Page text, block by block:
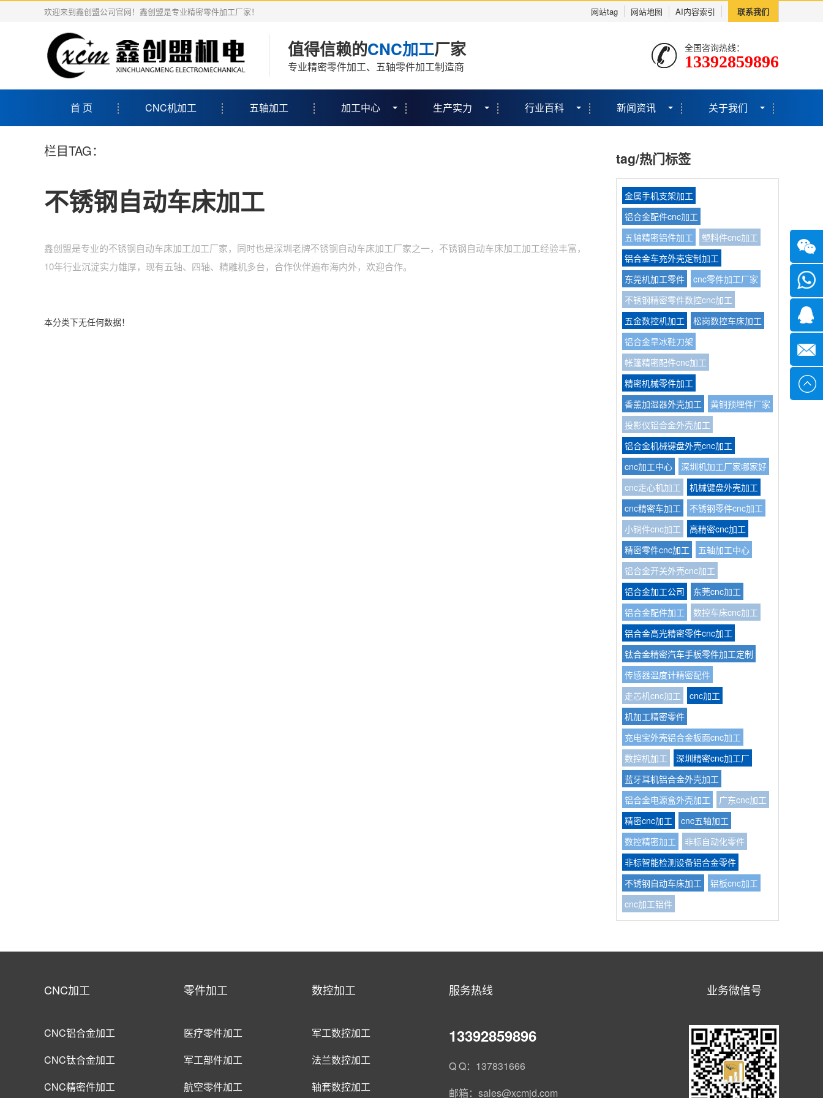
欢迎来到鑫创盟公司官网！鑫创盟是专业精密零件加工厂家！ 网站tag 网站地图 AI内容索引 联系我们
值得信赖的CNC加工厂家
专业精密零件加工、五轴零件加工制造商
全国咨询热线：
13392859896
首 页 CNC机加工 五轴加工 加工中心 生产实力 行业百科 新闻资讯 关于我们
栏目TAG：
不锈钢自动车床加工
鑫创盟是专业的不锈钢自动车床加工加工厂家，同时也是深圳老牌不锈钢自动车床加工厂家之一，不锈钢自动车床加工加工经验丰富，
10年行业沉淀实力雄厚，现有五轴、四轴、精雕机多台，合作伙伴遍布海内外，欢迎合作。
本分类下无任何数据！
tag/热门标签
金属手机支架加工
铝合金配件cnc加工
五轴精密铝件加工
塑料件cnc加工
铝合金车充外壳定制加工
东莞机加工零件
cnc零件加工厂家
不锈钢精密零件数控cnc加工
五金数控机加工
松岗数控车床加工
铝合金旱冰鞋刀架
帐篷精密配件cnc加工
精密机械零件加工
香薰加湿器外壳加工
黄铜预埋件厂家
投影仪铝合金外壳加工
铝合金机械键盘外壳cnc加工
cnc加工中心
深圳机加工厂家哪家好
cnc走心机加工
机械键盘外壳加工
cnc精密车加工
不锈钢零件cnc加工
小铜件cnc加工
高精密cnc加工
精密零件cnc加工
五轴加工中心
铝合金开关外壳cnc加工
铝合金加工公司
东莞cnc加工
铝合金配件加工
数控车床cnc加工
铝合金高光精密零件cnc加工
钛合金精密汽车手板零件加工定制
传感器温度计精密配件
走芯机cnc加工
cnc加工
机加工精密零件
充电宝外壳铝合金板面cnc加工
数控机加工
深圳精密cnc加工厂
蓝牙耳机铝合金外壳加工
铝合金电源盒外壳加工
广东cnc加工
精密cnc加工
cnc五轴加工
数控精密加工
非标自动化零件
非标智能检测设备铝合金零件
不锈钢自动车床加工
铝板cnc加工
cnc加工铝件
CNC加工
CNC铝合金加工
CNC钛合金加工
CNC精密件加工
零件加工
医疗零件加工
军工部件加工
航空零件加工
数控加工
军工数控加工
法兰数控加工
轴套数控加工
服务热线
13392859896
Q Q：137831666
邮箱：sales@xcmjd.com
业务微信号
微信